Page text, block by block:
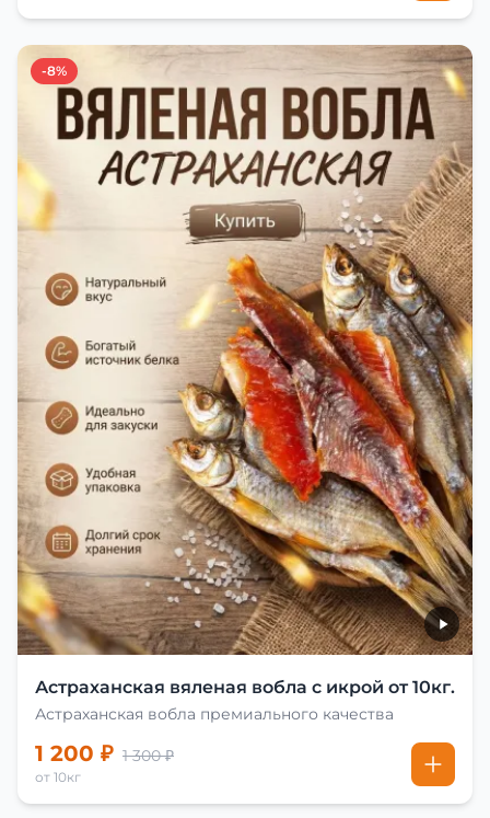
-8%
Астраханская вяленая вобла с икрой от 10кг.
Астраханская вобла премиального качества
1 200 ₽ 1 300 ₽
от 10кг